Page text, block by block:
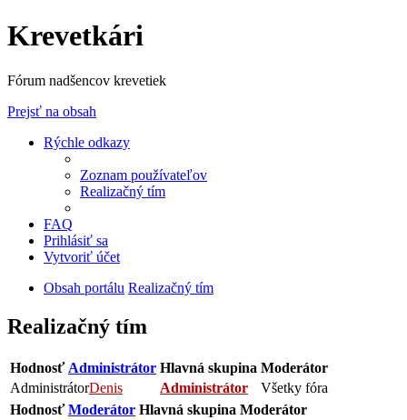
Krevetkári
Fórum nadšencov krevetiek
Prejsť na obsah
Rýchle odkazy
Zoznam používateľov
Realizačný tím
FAQ
Prihlásiť sa
Vytvoriť účet
Obsah portálu Realizačný tím
Realizačný tím
Hodnosť Administrátor Hlavná skupina Moderátor
AdministrátorDenis Administrátor
Všetky fóra
HodnosťModerátor Hlavná skupina Moderátor